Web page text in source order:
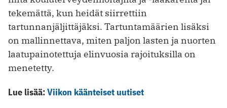
tekemättä, kun heidät siirrettiin
tartunnanjäljittäjäksi. Tartuntamäärien lisäksi
on mallinnettava, miten paljon lasten ja nuorten
laatupainotettuja elinvuosia rajoituksilla on
menetetty.
Lue lisää:Viikon käänteiset uutiset